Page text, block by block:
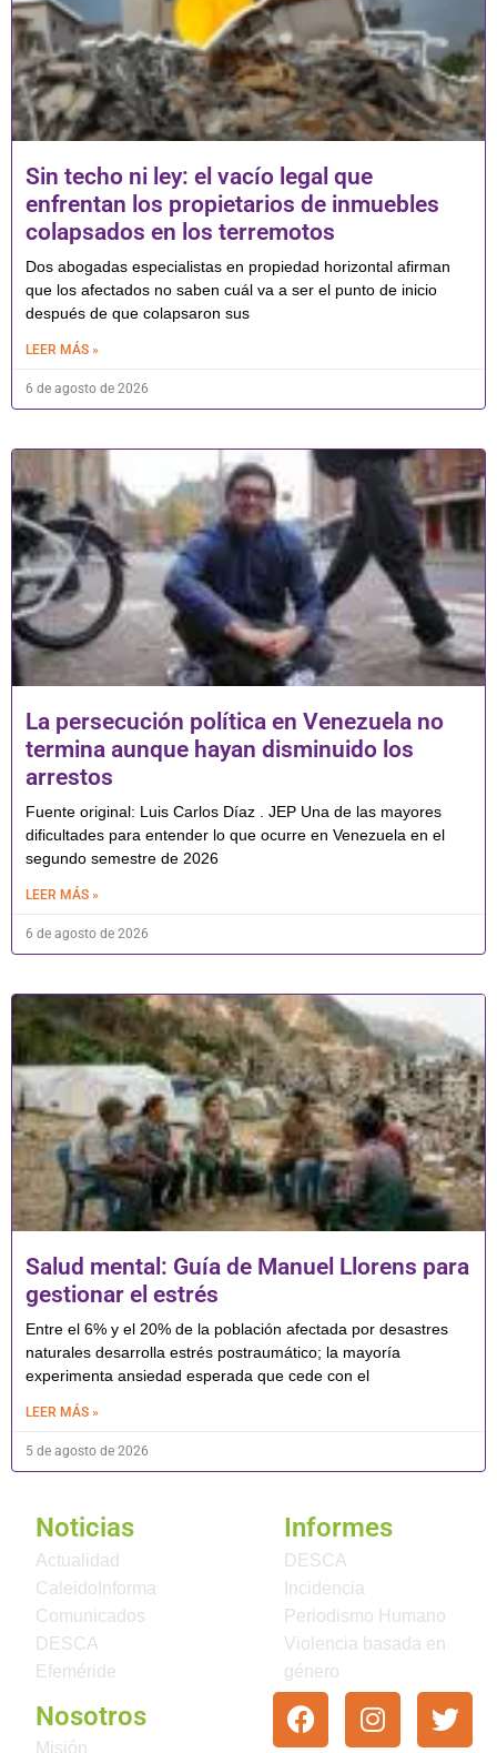
Sin techo ni ley: el vacío legal que
enfrentan los propietarios de inmuebles
colapsados en los terremotos
Dos abogadas especialistas en propiedad horizontal afirman
que los afectados no saben cuál va a ser el punto de inicio
después de que colapsaron sus
LEER MÁS »
6 de agosto de 2026
La persecución política en Venezuela no
termina aunque hayan disminuido los
arrestos
Fuente original: Luis Carlos Díaz . JEP Una de las mayores
dificultades para entender lo que ocurre en Venezuela en el
segundo semestre de 2026
LEER MÁS »
6 de agosto de 2026
Salud mental: Guía de Manuel Llorens para
gestionar el estrés
Entre el 6% y el 20% de la población afectada por desastres
naturales desarrolla estrés postraumático; la mayoría
experimenta ansiedad esperada que cede con el
LEER MÁS »
5 de agosto de 2026
Noticias
Actualidad
CaleidoInforma
Comunicados
DESCA
Efeméride
Informes
DESCA
Incidencia
Periodismo Humano
Violencia basada en
género
Nosotros
Misión